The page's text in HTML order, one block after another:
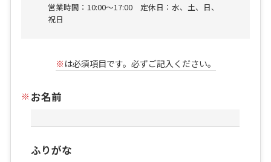
営業時間：10:00〜17:00 定休日：水、土、日、
祝日
※ は必須項目です。必ずご記入ください。
お名前
ふりがな